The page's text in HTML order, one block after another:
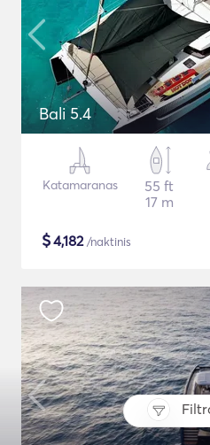
Bali 5.4
Katamaranas
55 ft
17 m
$4,182/naktinis